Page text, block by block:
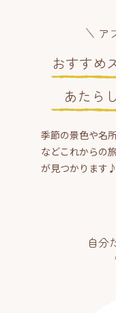
ア
おすすめ
あたら
季節の景色や名
などこれからの
が見つかります♪
自分